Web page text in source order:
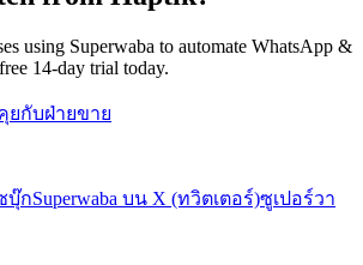
using Superwaba to automate WhatsApp &
14-day trial today.
ยกับฝ่ายขาย
บุ๊กSuperwaba บน X (ทวิตเตอร์)ซูเปอร์วา